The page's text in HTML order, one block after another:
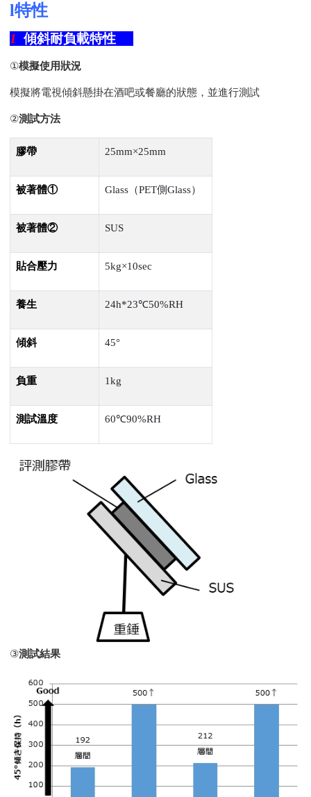
l特性
1 傾斜耐負載特性
①模擬使用狀況
模擬將電視傾斜懸掛在酒吧或餐廳的狀態，並進行測試
②測試方法
膠帶 25mm×25mm
被著體① Glass（PET側Glass）
被著體② SUS
貼合壓力 5kg×10sec
養生 24h*23℃50%RH
傾斜 45°
負重 1kg
測試溫度 60℃90%RH
③測試結果